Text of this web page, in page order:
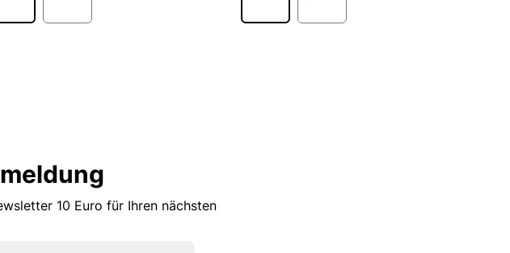
10 Euro für Ihren nächsten